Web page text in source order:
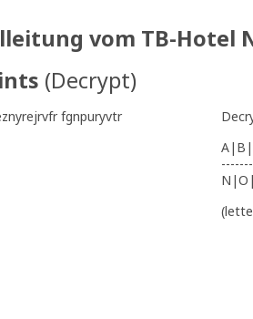
vom TB-Hotel
(Decrypt)
fgnpuryvtr